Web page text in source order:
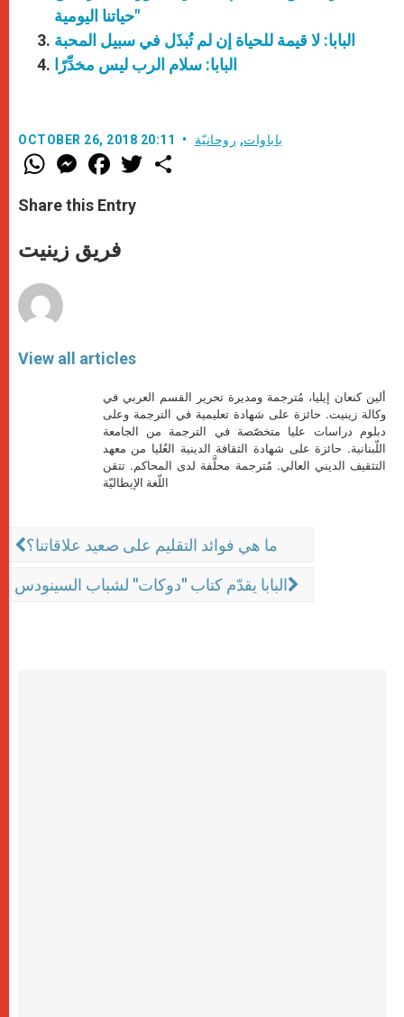
حياتنا اليومية"
البابا: لا قيمة للحياة إن لم تُبذَل في سبيل المحبة
البابا: سلام الرب ليس مخدِّرًا
OCTOBER 26, 2018 20:11 باباوات, روحانيّة
W
h
t
s
p
p
M
e
s
e
g
e
F
a
e
b
o
k
w
Share this Entry
فريق زينيت
View all articles
ألين كنعان إيليا، مُترجمة ومديرة تحرير القسم العربي في
وكالة زينيت. حائزة على شهادة تعليمية في الترجمة وعلى
دبلوم دراسات عليا متخصّصة في الترجمة من الجامعة
اللّبنانية. حائزة على شهادة الثقافة الدينية العُليا من معهد
التثقيف الديني العالي. مُترجمة محلَّفة لدى المحاكم. تتقن
اللّغة الإيطاليّة
ما هي فوائد التقليم على صعيد علاقاتنا؟
البابا يقدّم كتاب "دوكات" لشباب السينودس